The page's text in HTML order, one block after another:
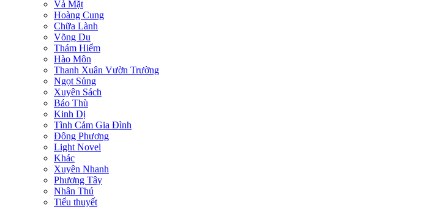
Vả Mặt
Hoàng Cung
Chữa Lành
Võng Du
Thám Hiểm
Hào Môn
Thanh Xuân Vườn Trường
Ngọt Sủng
Xuyên Sách
Báo Thù
Kinh Dị
Tình Cảm Gia Đình
Đông Phương
Light Novel
Khác
Xuyên Nhanh
Phương Tây
Nhân Thú
Tiểu thuyết